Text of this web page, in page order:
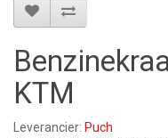
KTM
Leverancier: Puch